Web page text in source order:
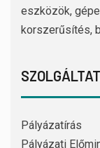
eszközök,
korszerűsítés,
Pályázatírás
Pályázati